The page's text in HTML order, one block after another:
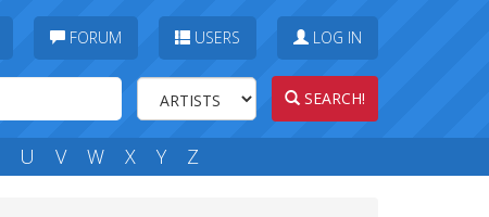
FORUM USERS LOG IN
SEARCH!
U V W X Y Z